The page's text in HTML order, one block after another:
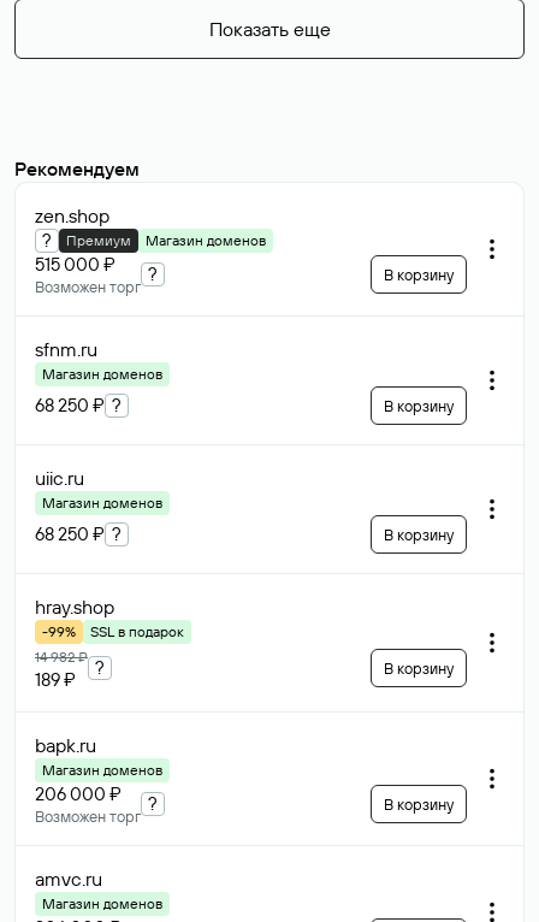
Показать еще
Рекомендуем
zen.shop
? Премиум Магазин доменов
515 000 ₽
Возможен торг
? В корзину
sfnm.ru
Магазин доменов
68 250 ₽ ? В корзину
uiic.ru
Магазин доменов
68 250 ₽ ? В корзину
hray.shop
-99%
SSL в подарок
14 982 ₽
189 ₽
? В корзину
bapk.ru
Магазин доменов
206 000 ₽
Возможен торг
? В корзину
amvc.ru
Магазин доменов